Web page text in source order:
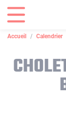
Accueil Calendrier
Panneau de gestion